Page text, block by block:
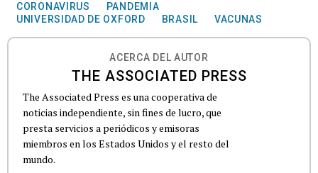
CORONAVIRUS
PANDEMIA
UNIVERSIDAD DE OXFORD
BRASIL VACUNAS
ACERCA DEL AUTOR
THE ASSOCIATED PRESS
The Associated Press es una cooperativa de
noticias independiente, sin fines de lucro, que
presta servicios a periódicos y emisoras
miembros en los Estados Unidos y el resto del
mundo.